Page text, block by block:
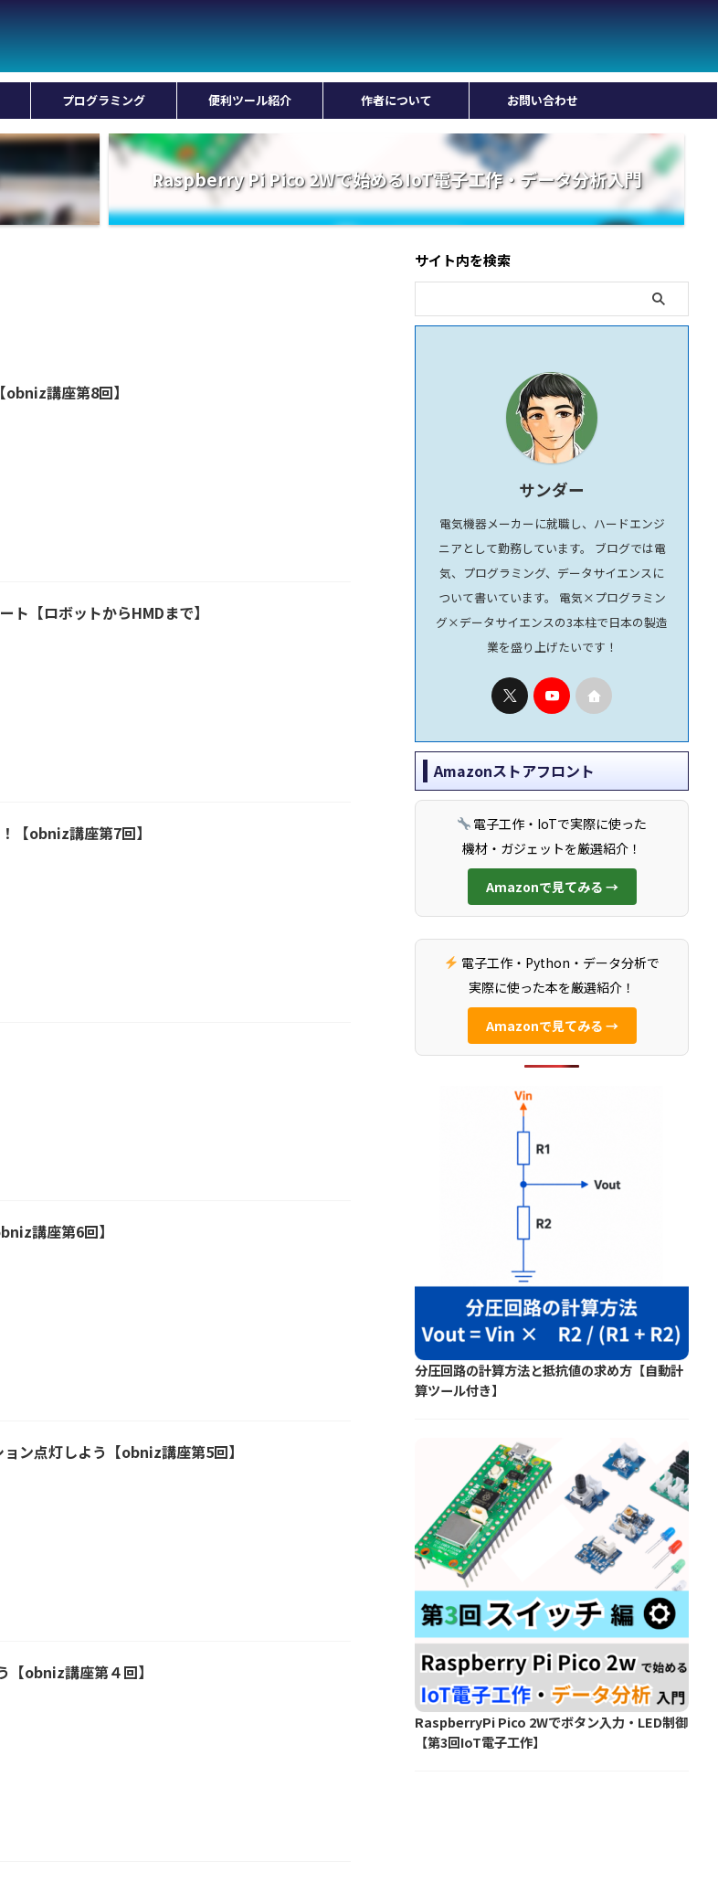
プログラミング 便利ツール紹介 作者について お問い合わせ
Raspberry Pi Pico 2Wで始めるIoT電子工作・データ分析入門
講座第8回】
【ロボットからHMDまで】
【obniz講座第7回】
講座第6回】
ン点灯しよう【obniz講座第5回】
obniz講座第４回】
サイト内を検索
サンダー
電気機器メーカーに就職し、ハードエンジ
ニアとして勤務しています。 ブログでは電
気、プログラミング、データサイエンスに
ついて書いています。 電気×プログラミン
グ×データサイエンスの3本柱で日本の製造
業を盛り上げたいです！
Amazonストアフロント
電子工作・IoTで実際に使った
機材・ガジェットを厳選紹介！
Amazonで見てみる →
電子工作・Python・データ分析で
実際に使った本を厳選紹介！
Amazonで見てみる →
分圧回路の計算方法と抵抗値の求め方【自動計
算ツール付き】
RaspberryPi Pico 2Wでボタン入力・LED制御
【第3回IoT電子工作】